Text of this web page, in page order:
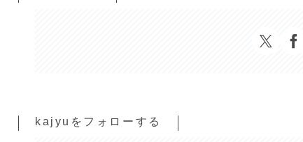
kajyuをフォローする